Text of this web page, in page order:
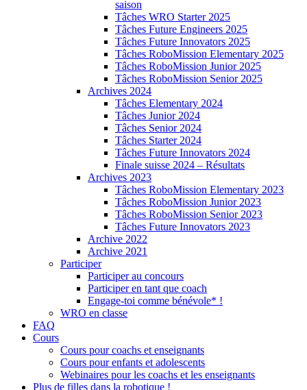
saison
Tâches WRO Starter 2025
Tâches Future Engineers 2025
Tâches Future Innovators 2025
Tâches RoboMission Elementary 2025
Tâches RoboMission Junior 2025
Tâches RoboMission Senior 2025
Archives 2024
Tâches Elementary 2024
Tâches Junior 2024
Tâches Senior 2024
Tâches Starter 2024
Tâches Future Innovators 2024
Finale suisse 2024 – Résultats
Archives 2023
Tâches RoboMission Elementary 2023
Tâches RoboMission Junior 2023
Tâches RoboMission Senior 2023
Tâches Future Innovators 2023
Archive 2022
Archive 2021
Participer
Participer au concours
Participer en tant que coach
Engage-toi comme bénévole* !
WRO en classe
FAQ
Cours
Cours pour coachs et enseignants
Cours pour enfants et adolescents
Webinaires pour les coachs et les enseignants
Plus de filles dans la robotique !